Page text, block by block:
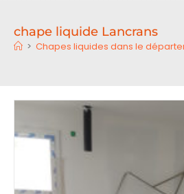
chape liquide Lancrans
> Chapes liquides dans le